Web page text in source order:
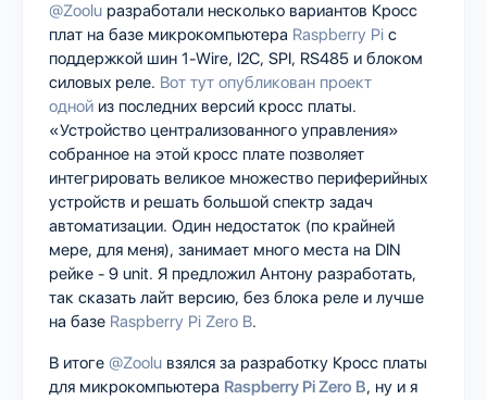
@Zoolu разработали несколько вариантов Кросс
плат на базе микрокомпьютера Raspberry Pi с
поддержкой шин 1-Wire, I2C, SPI, RS485 и блоком
силовых реле. Вот тут опубликован проект
одной из последних версий кросс платы.
«Устройство централизованного управления»
собранное на этой кросс плате позволяет
интегрировать великое множество периферийных
устройств и решать большой спектр задач
автоматизации. Один недостаток (по крайней
мере, для меня), занимает много места на DIN
рейке - 9 unit. Я предложил Антону разработать,
так сказать лайт версию, без блока реле и лучше
на базе Raspberry Pi Zero B.
В итоге @Zoolu взялся за разработку Кросс платы
для микрокомпьютера Raspberry Pi Zero B, ну и я